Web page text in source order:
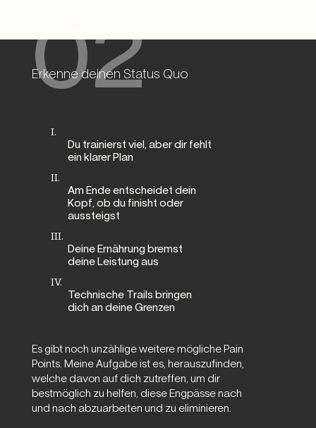
02
Erkenne deinen Status Quo
I.
Du trainierst viel, aber dir fehlt
ein klarer Plan
II.
Am Ende entscheidet dein
Kopf, ob du finisht oder
aussteigst
III.
Deine Ernährung bremst
deine Leistung aus
IV.
Technische Trails bringen
dich an deine Grenzen
Es gibt noch unzählige weitere mögliche Pain
Points. Meine Aufgabe ist es, herauszufinden,
welche davon auf dich zutreffen, um dir
bestmöglich zu helfen, diese Engpässe nach
und nach abzuarbeiten und zu eliminieren.